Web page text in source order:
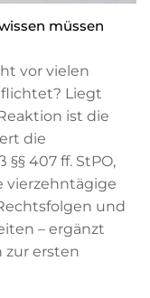
müssen
vor vielen
Liegt
ist die
die
407 ff. StPO,
vierzehntägige
und
– ergänzt
zur ersten